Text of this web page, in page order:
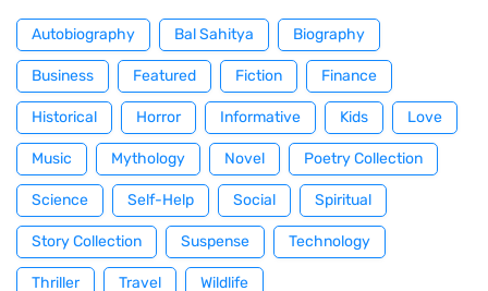
Autobiography Bal Sahitya Biography
Business Featured Fiction Finance
Historical Horror Informative Kids Love
Music Mythology Novel Poetry Collection
Science Self-Help Social Spiritual
Story Collection Suspense Technology
Thriller Travel Wildlife